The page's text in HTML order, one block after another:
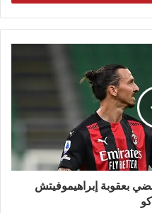
بعقوبة إبراهيموفيتش